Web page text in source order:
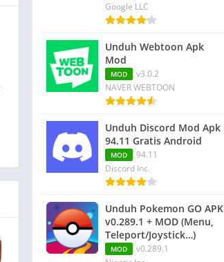
Google LLC
Unduh Webtoon Apk
Mod
MOD
v3.0.2
NAVER WEBTOON
Unduh Discord Mod Apk
94.11 Gratis Android
MOD
94.11
Discord Inc.
Unduh Pokemon GO APK
v0.289.1 + MOD (Menu,
Teleport/Joystick…)
MOD
v0.289.1